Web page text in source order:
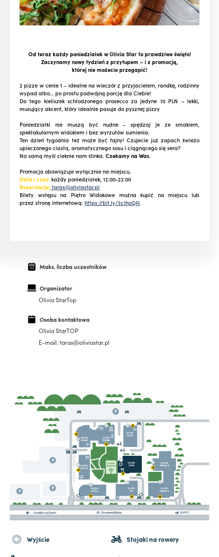
Od teraz każdy poniedziałek w Olivia Star to prawdziwe święto!
Zaczynamy nowy tydzień z przytupem – i z promocją,
której nie możecie przegapić!
2 pizze w cenie 1 – idealne na wieczór z przyjacielem, randkę, rodzinny
wypad albo… po prostu podwójną porcję dla Ciebie!
Do tego kieliszek schłodzonego prosecco za jedyne 10 PLN – lekki,
musujący akcent, który idealnie pasuje do pysznej pizzy
Poniedziałki nie muszą być nudne – spędzaj je ze smakiem,
spektakularnym widokiem i bez wyrzutów sumienia.
Ten dzień tygodnia też może być fajny! Czujecie już zapach świeżo
upieczonego ciasta, aromatycznego sosu i ciągnącego się sera?
Na samą myśl cieknie nam ślinka. Czekamy na Was.
Promocja obowiązuje wyłącznie na miejscu.
Data i czas:każdy poniedziałek, 12:00-22:00
Rezerwacje:taras@oliviastar.pl
Bilety wstępu na Piętro Widokowe można kupić na miejscu lub
przez stronę internetową:https://bit.ly/3c1hoQH.
Maks. liczba uczestników
Organizator
Olivia StarTop
Osoba kontaktowa
Olivia StarTOP
E-mail: taras@oliviastar.pl
Wyjście Stojaki na rowery